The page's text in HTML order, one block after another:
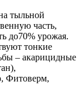
тыльной
часть,
до70% урожая.
тонкие
– акарицидные
Фитоверм,